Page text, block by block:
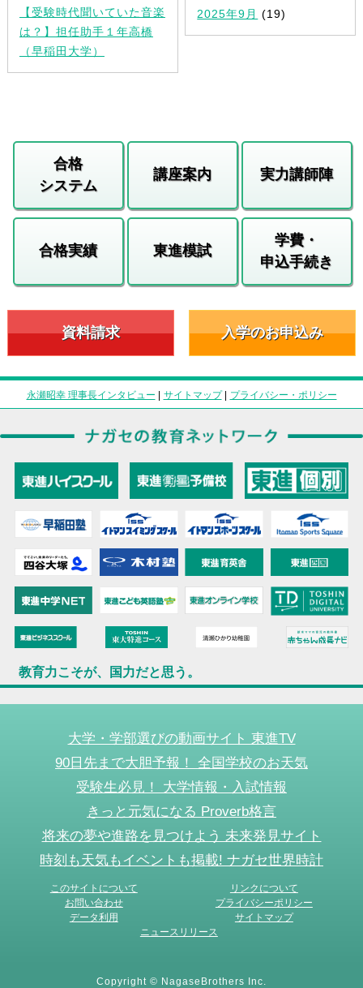
【受験時代聞いていた音楽
は？】担任助手１年高橋
（早稲田大学）
2025年9月 (19)
合格
システム
講座案内 実力講師陣
合格実績 東進模試
学費・
申込手続き
資料請求 入学のお申込み
永瀬昭幸 理事長インタビュー | サイトマップ| プライバシー・ポリシー
教育力こそが、国力だと思う。
大学・学部選びの動画サイト 東進TV
90日先まで大胆予報！ 全国学校のお天気
受験生必見！ 大学情報・入試情報
きっと元気になる Proverb格言
将来の夢や進路を見つけよう 未来発見サイト
時刻も天気もイベントも掲載! ナガセ世界時計
このサイトについて
リンクについて
お問い合わせ
プライバシーポリシー
データ利用
サイトマップ
ニュースリリース
Copyright © NagaseBrothers Inc.